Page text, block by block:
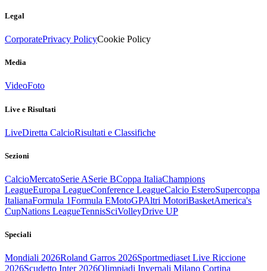
Legal
CorporatePrivacy PolicyCookie Policy
Media
VideoFoto
Live e Risultati
LiveDiretta CalcioRisultati e Classifiche
Sezioni
CalcioMercatoSerie ASerie BCoppa ItaliaChampions
LeagueEuropa LeagueConference LeagueCalcio EsteroSupercoppa
ItalianaFormula 1Formula EMotoGPAltri MotoriBasketAmerica's
CupNations LeagueTennisSciVolleyDrive UP
Speciali
Mondiali 2026Roland Garros 2026Sportmediaset Live Riccione
2026Scudetto Inter 2026Olimpiadi Invernali Milano Cortina